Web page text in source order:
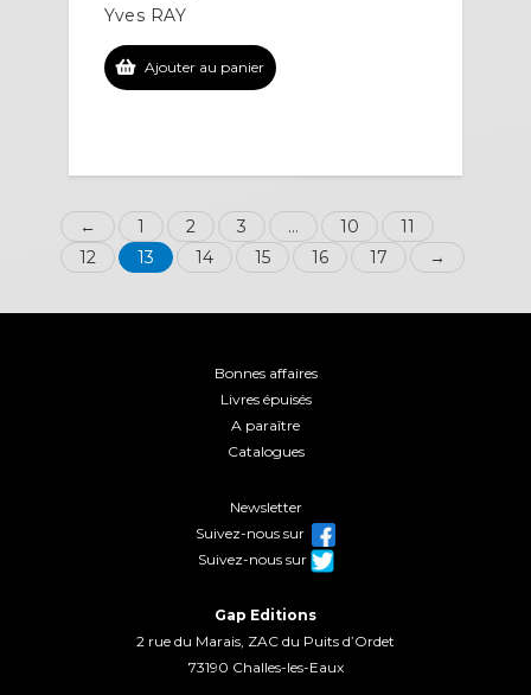
Yves RAY
Ajouter au panier
← 1 2 3 … 10
11
12
13 14 15 16 17 →
Bonnes affaires
Livres épuisés
A paraître
Catalogues
Newsletter
Suivez-nous sur
Suivez-nous sur
Gap Editions
2 rue du Marais, ZAC du Puits d’Ordet
73190 Challes-les-Eaux